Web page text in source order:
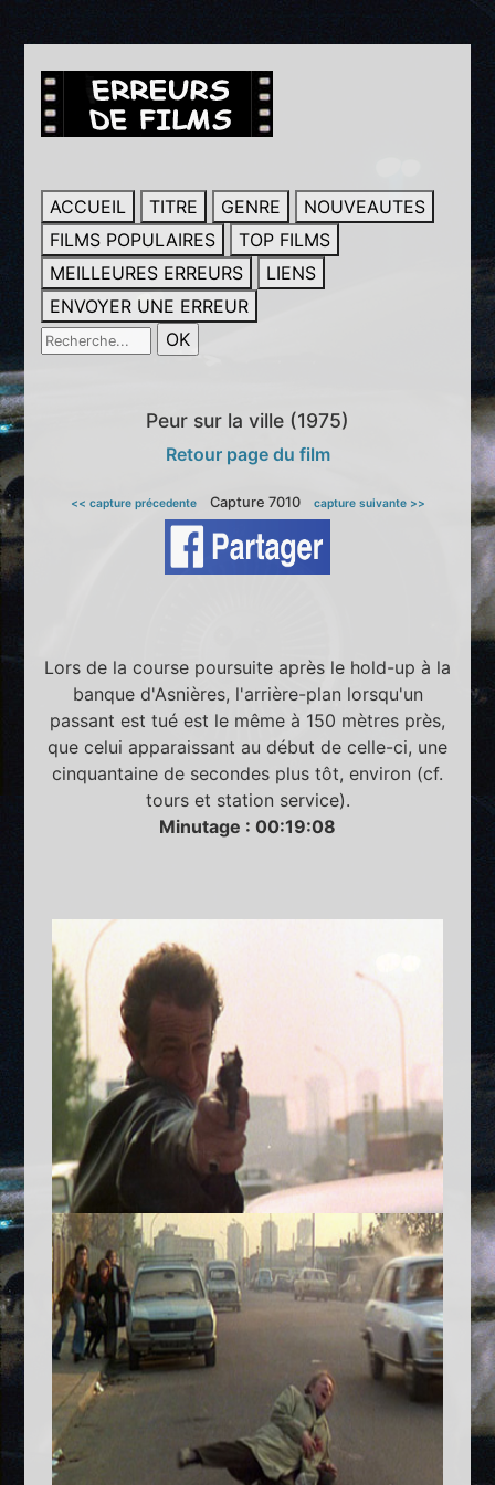
ACCUEIL TITRE GENRE
NOUVEAUTES
FILMS POPULAIRES
TOP FILMS
MEILLEURES ERREURS
LIENS
ENVOYER UNE ERREUR
Peur sur la ville (1975)
Retour page du film
<< capture précedenteCapture 7010 capture suivante >>
Lors de la course poursuite après le hold-up à la
banque d'Asnières, l'arrière-plan lorsqu'un
passant est tué est le même à 150 mètres près,
que celui apparaissant au début de celle-ci, une
cinquantaine de secondes plus tôt, environ (cf.
tours et station service).
Minutage : 00:19:08